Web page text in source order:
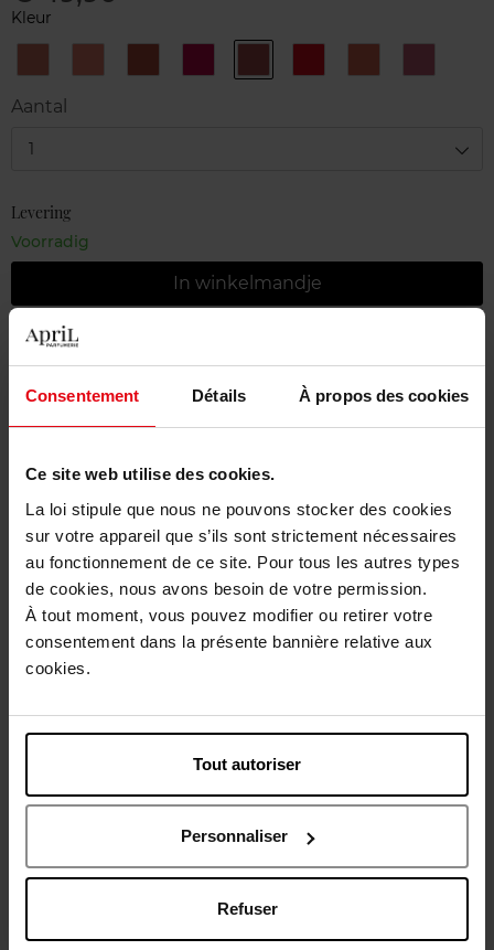
Consentement Détails À propos des cookies
Ce site web utilise des cookies.
La loi stipule que nous ne pouvons stocker des cookies
sur votre appareil que s’ils sont strictement nécessaires
au fonctionnement de ce site. Pour tous les autres types
de cookies, nous avons besoin de votre permission.
À tout moment, vous pouvez modifier ou retirer votre
consentement dans la présente bannière relative aux
cookies.
Tout autoriser
Personnaliser
Refuser
Kleur
BLOOMING
LILY
DAISY PETAL VIBRANTPEONYPETAL ORANGETENDER
Aantal
1
Levering
Voorradig
In winkelmandje
Gratis levering bij aankoop van min. 55€
Gratis retour in je winkelpunt
Gratis verpakking
Beschrijving
Gebruiksadvies
Nog iets vergeten ?